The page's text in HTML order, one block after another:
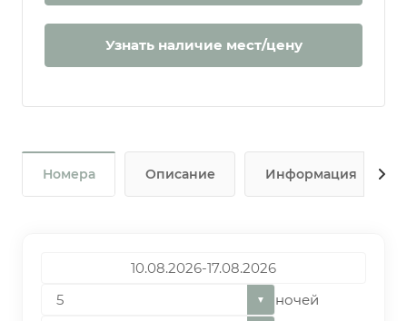
Узнать наличие мест/цену
Номера Описание Информация
▼ ночей